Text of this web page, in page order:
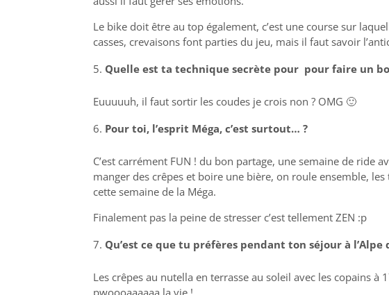
Le bike doit être au top également, c’est une course sur
casses, crevaisons font parties du jeu, mais il faut savoir
Quelle est ta technique secrète pour pour faire un
Euuuuuh, il faut sortir les coudes je crois non ? OMG 🙂
Pour toi, l’esprit Méga, c’est surtout… ?
C’est carrément FUN ! du bon partage, une semaine de ride
manger des crêpes et boire une bière, on roule ensemble,
cette semaine de la Méga.
Finalement pas la peine de stresser c’est tellement ZEN :p
Qu’est ce que tu préfères pendant ton séjour à l’Alpe
Les crêpes au nutella en terrasse au soleil avec les copains
pwoooaaaaaa la vie !